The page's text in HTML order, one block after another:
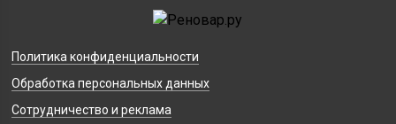
Политика конфиденциальности
Обработка персональных данных
Сотрудничество и реклама